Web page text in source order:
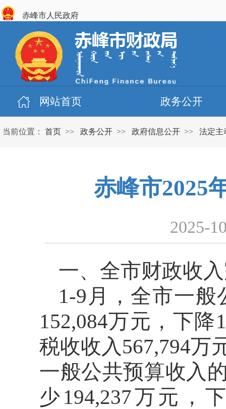
赤峰市人民政府
网站首页 政务公开
当前位置： 首页 >> 政务公开 >> 政府信息公开 >> 法定主
赤峰市2025
2025-
一、全市财政收入
1-9 月 ， 全市一般
152,084万元，下降
税收收入567,794万
一般公共预算收入
少 194,237万元，